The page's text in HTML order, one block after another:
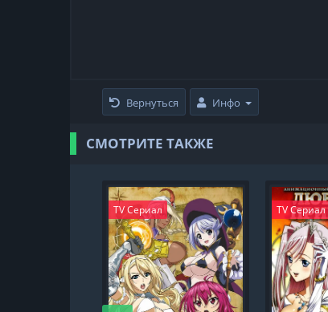
Вернуться Инфо
СМОТРИТЕ ТАКЖЕ
TV Сериал TV Сериал